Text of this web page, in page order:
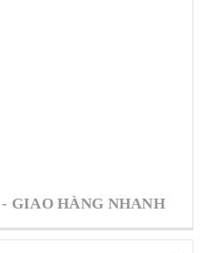
GIAO HÀNG NHANH